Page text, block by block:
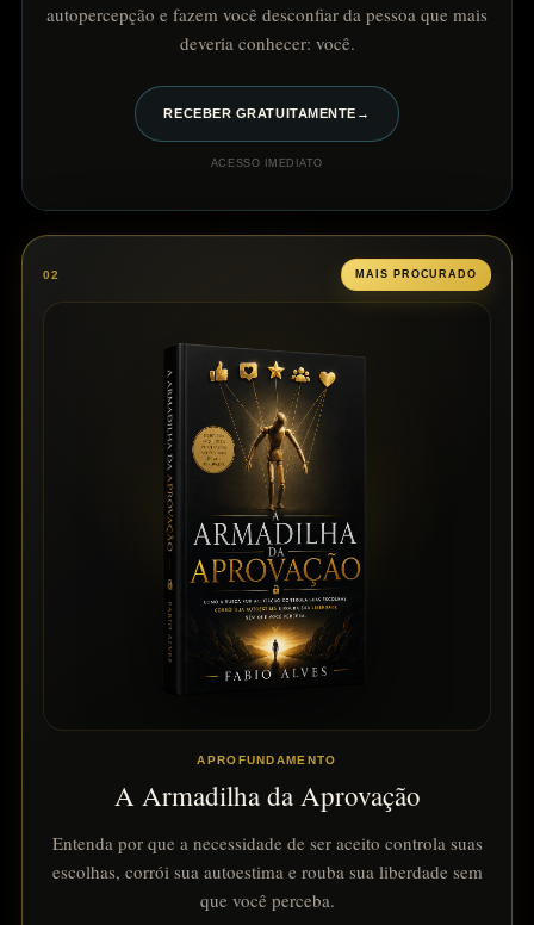
autopercepção e fazem você desconfiar da pessoa que mais
deveria conhecer: você.
RECEBER GRATUITAMENTE →
ACESSO IMEDIATO
02 MAIS PROCURADO
APROFUNDAMENTO
A Armadilha da Aprovação
Entenda por que a necessidade de ser aceito controla suas
escolhas, corrói sua autoestima e rouba sua liberdade sem
que você perceba.